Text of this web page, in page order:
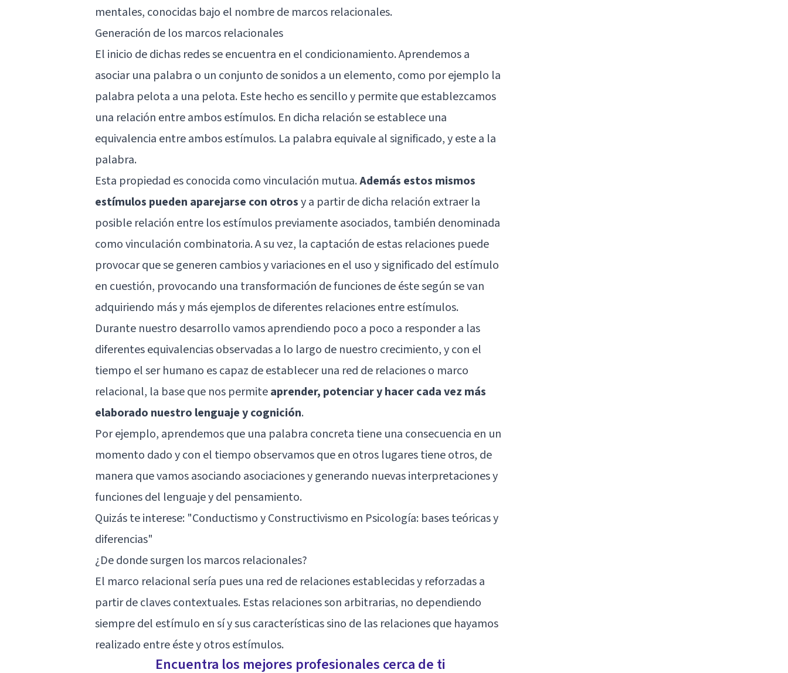
mentales, conocidas bajo el nombre de marcos relacionales.
Generación de los marcos relacionales
El inicio de dichas redes se encuentra en el condicionamiento. Aprendemos a
asociar una palabra o un conjunto de sonidos a un elemento, como por ejemplo la
palabra pelota a una pelota. Este hecho es sencillo y permite que establezcamos
una relación entre ambos estímulos. En dicha relación se establece una
equivalencia entre ambos estímulos. La palabra equivale al significado, y este a la
palabra.
Esta propiedad es conocida como vinculación mutua.Además estos mismos
estímulos pueden aparejarse con otrosy a partir de dicha relación extraer la
posible relación entre los estímulos previamente asociados, también denominada
como vinculación combinatoria. A su vez, la captación de estas relaciones puede
provocar que se generen cambios y variaciones en el uso y significado del estímulo
en cuestión, provocando una transformación de funciones de éste según se van
adquiriendo más y más ejemplos de diferentes relaciones entre estímulos.
Durante nuestro desarrollo vamos aprendiendo poco a poco a responder a las
diferentes equivalencias observadas a lo largo de nuestro crecimiento, y con el
tiempo el ser humano es capaz de establecer una red de relaciones o marco
relacional, la base que nos permiteaprender, potenciar y hacer cada vez más
elaborado nuestro lenguaje y cognición.
Por ejemplo, aprendemos que una palabra concreta tiene una consecuencia en un
momento dado y con el tiempo observamos que en otros lugares tiene otros, de
manera que vamos asociando asociaciones y generando nuevas interpretaciones y
funciones del lenguaje y del pensamiento.
Quizás te interese: "Conductismo y Constructivismo en Psicología: bases teóricas y
diferencias"
¿De donde surgen los marcos relacionales?
El marco relacional sería pues una red de relaciones establecidas y reforzadas a
partir de claves contextuales. Estas relaciones son arbitrarias, no dependiendo
siempre del estímulo en sí y sus características sino de las relaciones que hayamos
realizado entre éste y otros estímulos.
Encuentra los mejores profesionales cerca de ti